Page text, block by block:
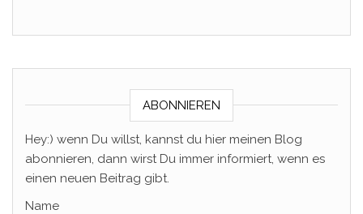
ABONNIEREN
Hey:) wenn Du willst, kannst du hier meinen Blog
abonnieren, dann wirst Du immer informiert, wenn es
einen neuen Beitrag gibt.
Name